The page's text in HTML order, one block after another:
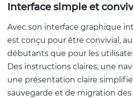
Interface simple et
Avec son interface graphique
est conçu pour être convivial,
débutants que pour les
Des instructions claires, une
une présentation claire
sauvegarde et de migration des